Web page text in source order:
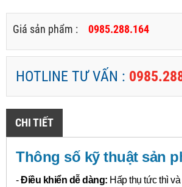
Giá sản phẩm : 0985.288.164
HOTLINE TƯ VẤN :
CHI TIẾT
Thông số kỹ thuật sản
-Điều khiển dễ dàng: Hấp thụ tức thì